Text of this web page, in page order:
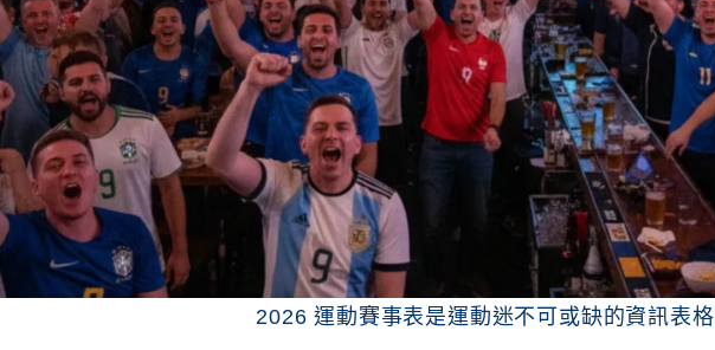
2026 運動賽事表是運動迷不可或缺的資訊表格